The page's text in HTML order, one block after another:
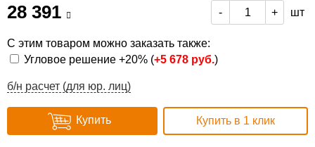
28 391 - + шт
С этим товаром можно заказать также:
Угловое решение +20% (+5 678 руб.)
б/н расчет (для юр. лиц)
Купить Купить в 1 клик